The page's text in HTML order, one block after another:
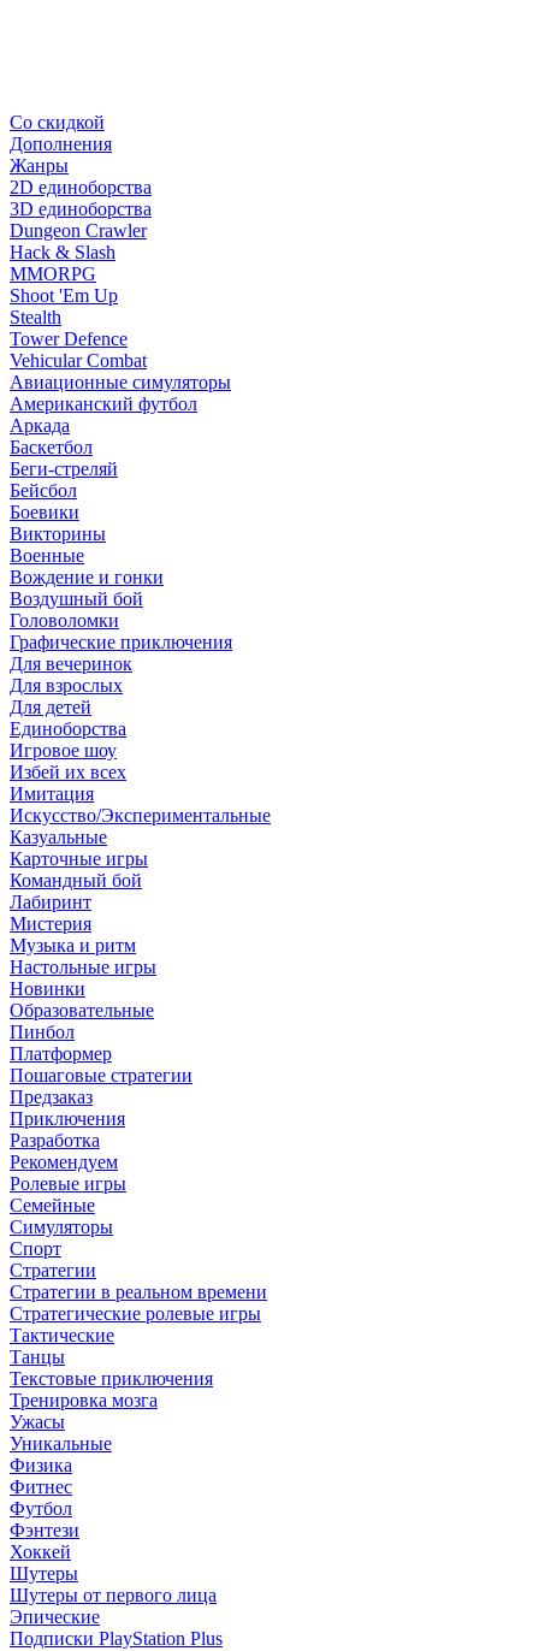
Со скидкой
Дополнения
Жанры
2D единоборства
3D единоборства
Dungeon Crawler
Hack & Slash
MMORPG
Shoot 'Em Up
Stealth
Tower Defence
Vehicular Combat
Авиационные симуляторы
Американский футбол
Аркада
Баскетбол
Беги-стреляй
Бейсбол
Боевики
Викторины
Военные
Вождение и гонки
Воздушный бой
Головоломки
Графические приключения
Для вечеринок
Для взрослых
Для детей
Единоборства
Игровое шоу
Избей их всех
Имитация
Искусство/Экспериментальные
Казуальные
Карточные игры
Командный бой
Лабиринт
Мистерия
Музыка и ритм
Настольные игры
Новинки
Образовательные
Пинбол
Платформер
Пошаговые стратегии
Предзаказ
Приключения
Разработка
Рекомендуем
Ролевые игры
Семейные
Симуляторы
Спорт
Стратегии
Стратегии в реальном времени
Стратегические ролевые игры
Тактические
Танцы
Текстовые приключения
Тренировка мозга
Ужасы
Уникальные
Физика
Фитнес
Футбол
Фэнтези
Хоккей
Шутеры
Шутеры от первого лица
Эпические
Подписки PlayStation Plus